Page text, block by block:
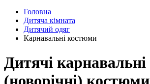
Головна
Дитяча кімната
Дитячий одяг
Карнавальні костюми
Дитячі карнавальні
(новорічні) костюми